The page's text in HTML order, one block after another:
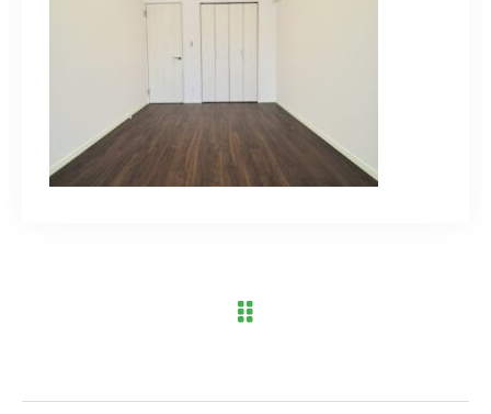
03-6909-2648
お問い合わせはこちら